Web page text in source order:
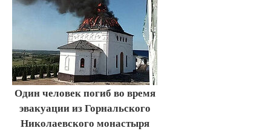
Один человек погиб во время
эвакуации из Горнальского
Николаевского монастыря